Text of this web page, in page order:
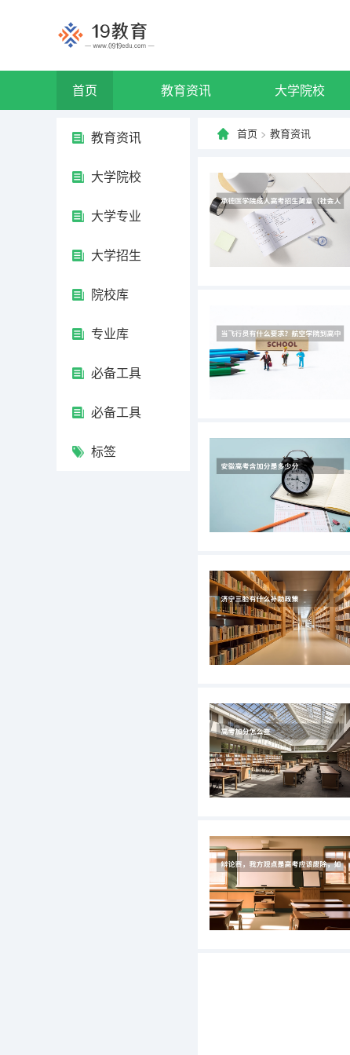
首页 教育资讯 大学院校
教育资讯
大学院校
大学专业
大学招生
院校库
专业库
必备工具
必备工具
标签
首页 > 教育资讯